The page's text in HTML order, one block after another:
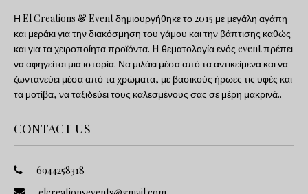
Η El Creations & Event δημιουργήθηκε το 2015 με μεγάλη αγάπη
και μεράκι για την διακόσμηση του γάμου και την βάπτισης καθώς
και για τα χειροποίητα προϊόντα. H θεματολογία ενός event πρέπει
να αφηγείται μια ιστορία. Να μιλάει μέσα από τα αντικείμενα και να
ζωντανεύει μέσα από τα χρώματα, με βασικούς ήρωες τις υφές και
τα μοτίβα, να ταξιδεύει τους καλεσμένους σας σε μέρη μακρινά..
CONTACT US
6944258318